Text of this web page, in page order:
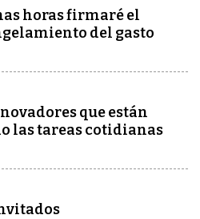
horas firmaré el
del gasto
que están
las tareas cotidianas